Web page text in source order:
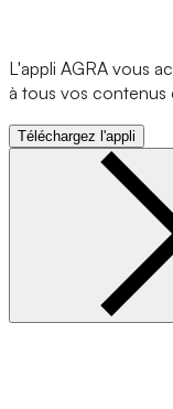
L'appli AGRA vous
à tous vos contenus
Téléchargez l'appli